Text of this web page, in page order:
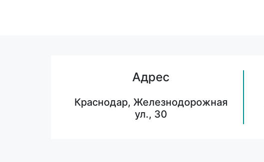
Адрес
Краснодар, Железнодорожная
ул., 30